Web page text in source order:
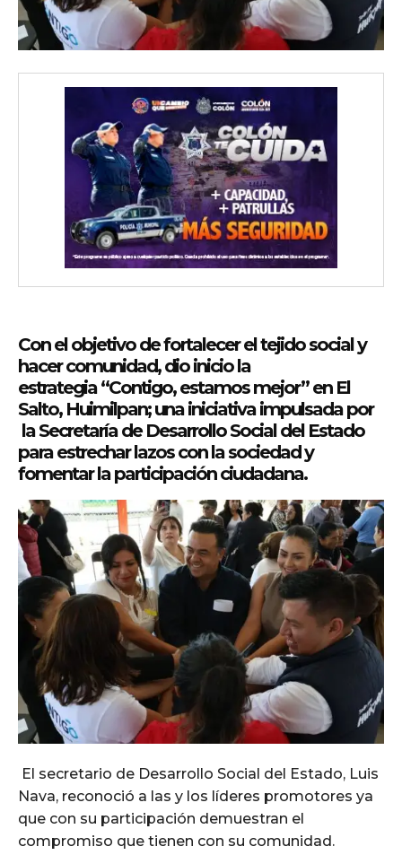
Con el objetivo de fortalecer el tejido social y
hacer comunidad, dio inicio la
estrategia “Contigo, estamos mejor” en El
Salto, Huimilpan; una iniciativa impulsada por
la Secretaría de Desarrollo Social del Estado
para estrechar lazos con la sociedad y
fomentar la participación ciudadana.
El secretario de Desarrollo Social del Estado, Luis
Nava, reconoció a las y los líderes promotores ya
que con su participación demuestran el
compromiso que tienen con su comunidad.